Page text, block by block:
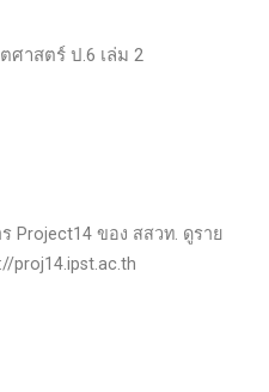
าสตร์ ป.6 เล่ม 2
Project14 ของ สสวท. ดูราย
proj14.ipst.ac.th